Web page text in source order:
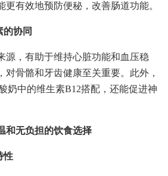
更有效地预防便秘，改善肠道功能。
的协同
源，有助于维持心脏功能和血压稳
对骨骼和牙齿健康至关重要。此外，
奶中的维生素B12搭配，还能促进神
和无负担的饮食选择
性